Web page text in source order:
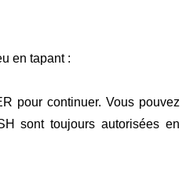
en tapant :
pour continuer. Vous pouvez
sont toujours autorisées en